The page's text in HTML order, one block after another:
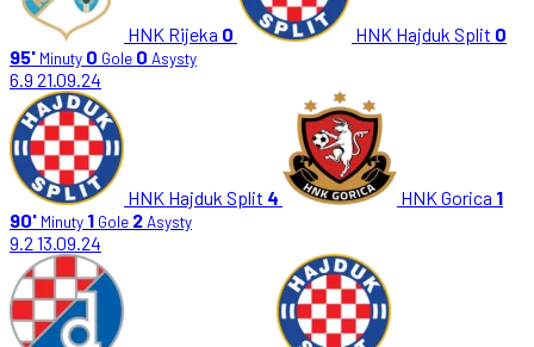
HNK Rijeka 0 HNK Hajduk Split 0
95' Minuty 0 Gole 0 Asysty
6.9 21.09.24
HNK Hajduk Split 4 HNK Gorica 1
90' Minuty 1 Gole 2Asysty
9.2 13.09.24